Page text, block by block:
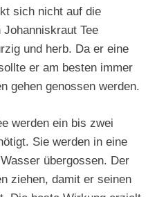
sich nicht auf die
Tee
und herb. Da er eine
er am besten immer
gehen genossen werden.
werden ein bis zwei
Sie werden in eine
übergossen. Der
ziehen, damit er seinen